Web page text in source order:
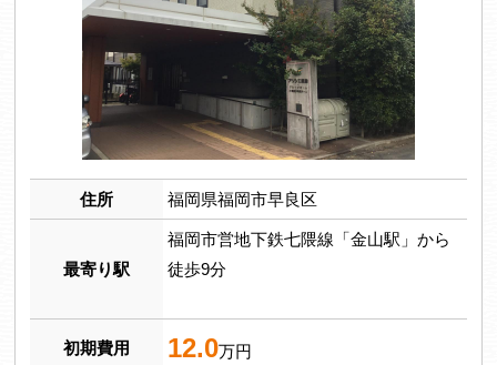
住所 福岡県福岡市早良区
最寄り駅
福岡市営地下鉄七隈線「金山駅」から
徒歩9分
初期費用 12.0万円